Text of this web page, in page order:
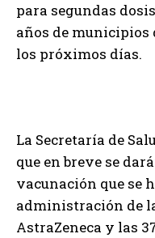
para segundas
años de municipios
los próximos días.
La Secretaría de
que en breve se
vacunación que se
administración de
AstraZeneca y las